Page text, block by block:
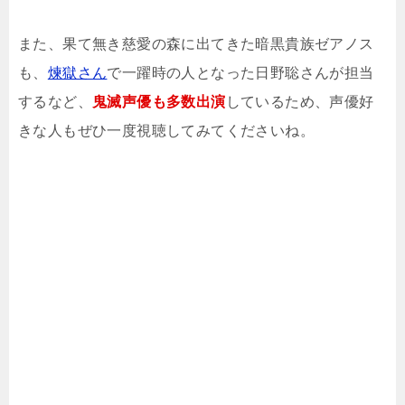
また、果て無き慈愛の森に出てきた暗黒貴族ゼアノス
も、 煉獄さんで一躍時の人となった日野聡さんが担当
するなど、
鬼滅声優も多数出演 しているため、声優好
きな人もぜひ一度視聴してみてくださいね。